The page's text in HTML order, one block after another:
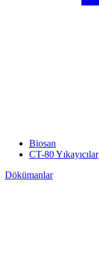
Biosan
CT-80 Yıkayıcılar
Dökümanlar